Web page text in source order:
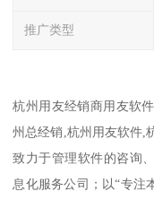
推广类型
杭州用友经销商用友软
州总经销,杭州用友软件,
致力于管理软件的咨询
息化服务公司；以“专注